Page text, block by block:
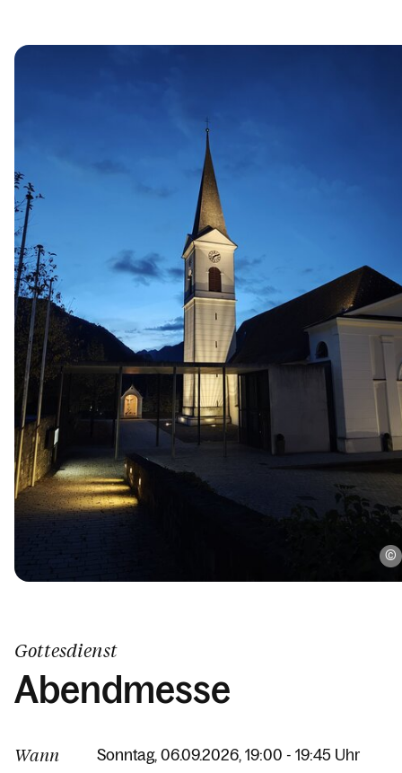
Gottesdienst
Abendmesse
Wann Sonntag, 06.09.2026, 19:00 - 19:45 Uhr